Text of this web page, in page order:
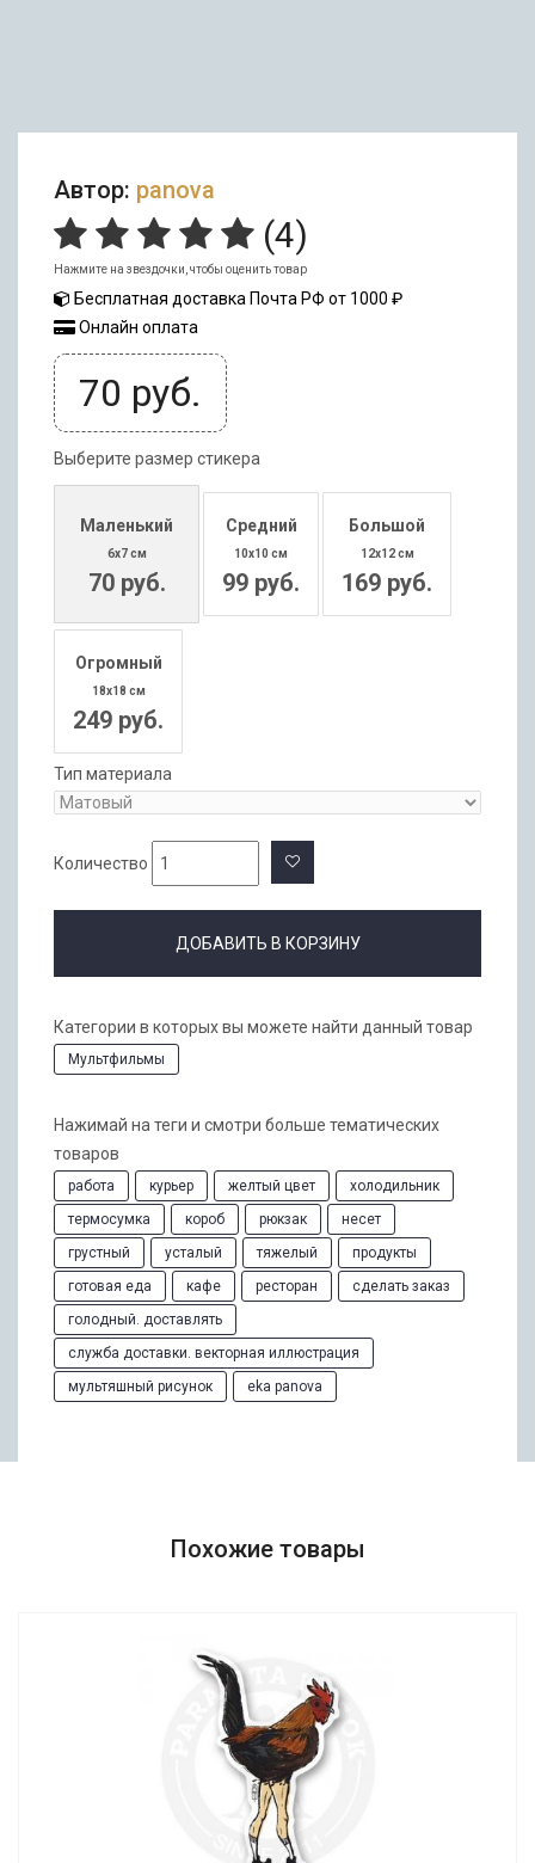
Автор: panova
(4)
Нажмите на звездочки, чтобы оценить товар
Бесплатная доставка Почта РФ от 1000 ₽
Онлайн оплата
70 руб.
Выберите размер стикера
Маленький
6x7 см
70 руб.
Средний
10x10 см
99 руб.
Большой
12x12 см
169 руб.
Огромный
18x18 см
249 руб.
Тип материала
Количество
ДОБАВИТЬ В КОРЗИНУ
Категории в которых вы можете найти данный товар
Мультфильмы
Нажимай на теги и смотри больше тематических
товаров
работа курьер желтый цвет
холодильник
термосумка
короб рюкзак
несет
грустный
усталый тяжелый
продукты
готовая еда
кафе ресторан
сделать заказ
голодный. доставлять
служба доставки. векторная иллюстрация
мультяшный рисунок
eka panova
Похожие товары